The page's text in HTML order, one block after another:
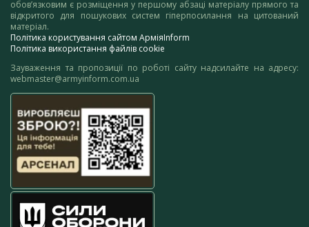
обов’язковим є розміщення у першому абзаці матеріалу прямого та
відкритого для пошукових систем гіперпосилання на цитований
матеріал.
Політика користування сайтом АрміяInform
Політика використання файлів cookie
Зауваження та пропозиції по роботі сайту надсилайте на адресу:
webmaster@armyinform.com.ua